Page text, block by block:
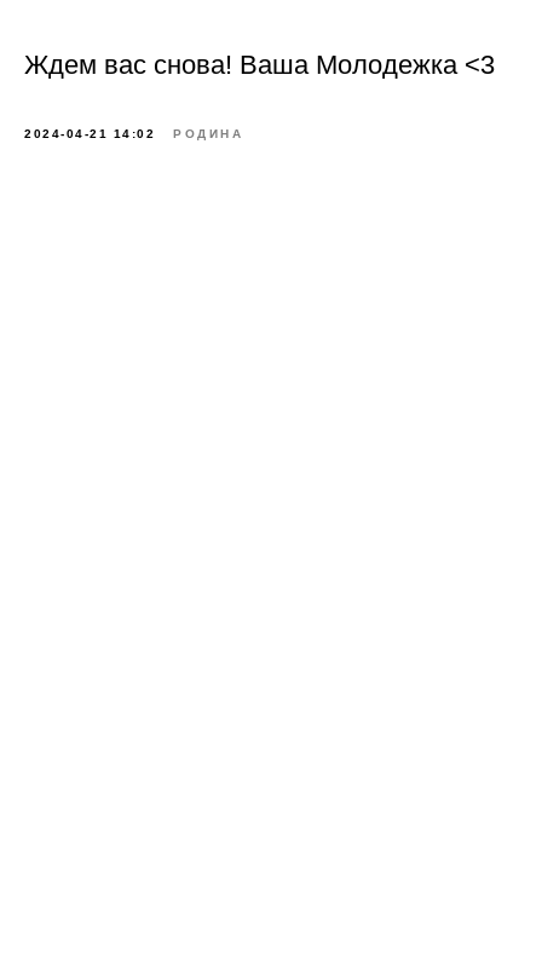
Ждем вас снова! Ваша Молодежка <3
2024-04-21 14:02 РОДИНА